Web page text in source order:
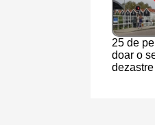
25 de
doar o
dezastre